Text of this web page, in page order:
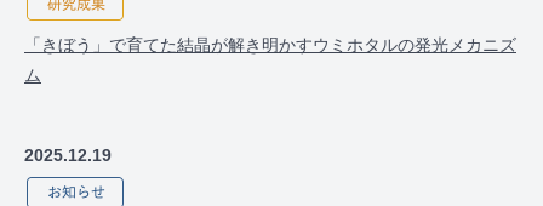
「きぼう」で育てた結晶が解き明かすウミホタルの発光メカニズ
ム
2025.12.19